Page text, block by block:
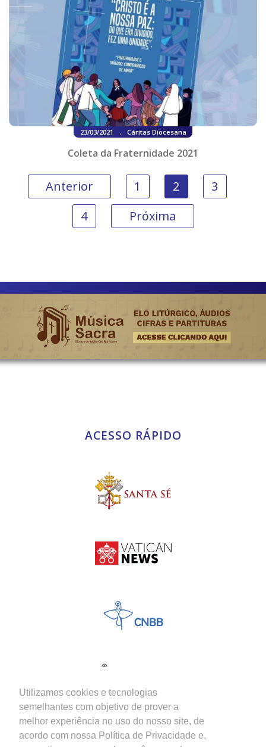
Utilizamos cookies e tecnologias
semelhantes com objetivo de prover a
melhor experiência no uso do nosso site, de
acordo com nossa Política de Privacidade e,
23/03/2021 . Cáritas Diocesana
Coleta da Fraternidade 2021
Anterior 1 2
3
4
Próxima
ACESSO RÁPIDO